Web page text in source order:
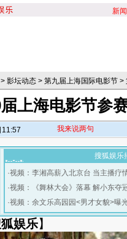
新闻
> 影坛动态 > 第九届上海国际电影节 >
上海电影节参
11:57 我来说两句
搜狐娱乐
·视频：李湘高薪入北京台 当主播疗
·视频：《舞林大会》落幕 解小东夺
·视频：余文乐高园园<男才女貌>曝
娱乐】